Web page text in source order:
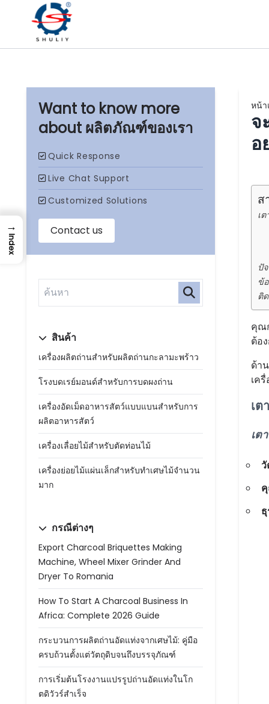
ผลิตภัณฑ์ของเรา
สินค้า
เครื่องผลิตถ่านสำหรับผลิตถ่านกะลามะพร้าว
โรงบดเรย์มอนด์สำหรับการบดผงถ่าน
เครื่องอัดเม็ดอาหารสัตว์แบบแบนสำหรับการ
ผลิตอาหารสัตว์
เครื่องเลื่อยไม้สำหรับตัดท่อนไม้
เครื่องย่อยไม้แผ่นเล็กสำหรับทำเศษไม้จำนวน
มาก
กรณีต่างๆ
Export Charcoal Briquettes Making
Machine, Wheel Mixer Grinder And
Dryer To Romania
How To Start A Charcoal Business In
Africa: Complete 2026 Guide
กระบวนการผลิตถ่านอัดแท่งจากเศษไม้: คู่มือ
ครบถ้วนตั้งแต่วัตถุดิบจนถึงบรรจุภัณฑ์
การเริ่มต้นโรงงานแปรรูปถ่านอัดแท่งในโก
ตดิวัวร์สำเร็จ
หน้า
จ
อ
ส
เ
ปั
ข้
ติ
คุณ
ต้อ
ด้า
เค
เต
เต
→
Index